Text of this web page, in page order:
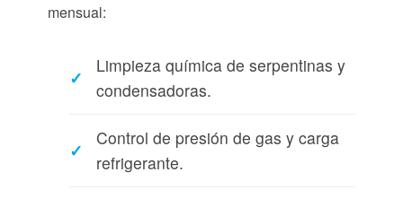
mensual:
Limpieza química de serpentinas y
condensadoras.
Control de presión de gas y carga
refrigerante.